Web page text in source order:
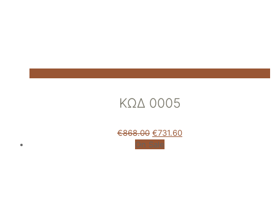
ΚΩΔ 0005
€868.00 €731.60
On Sale